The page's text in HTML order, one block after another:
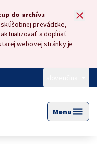
archívu
do archívu
prevádzke,
a dopĺňať
webovej stránky je
Menu